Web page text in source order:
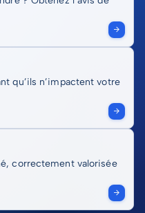
qu’ils n’impactent votre
correctement valorisée